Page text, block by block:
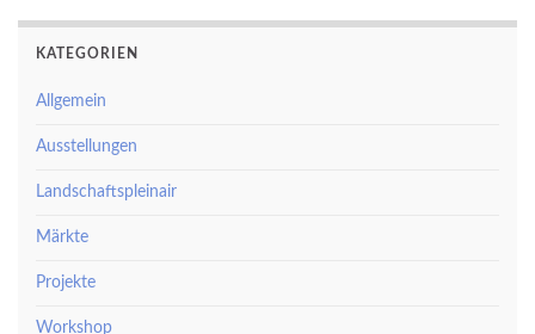
KATEGORIEN
Allgemein
Ausstellungen
Landschaftspleinair
Märkte
Projekte
Workshop